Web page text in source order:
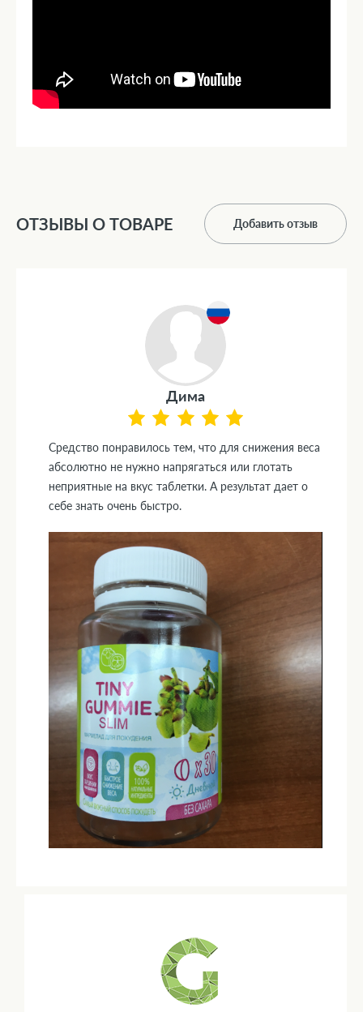
ОТЗЫВЫ О ТОВАРЕ Добавить отзыв
Дима
Средство понравилось тем, что для снижения веса
абсолютно не нужно напрягаться или глотать
неприятные на вкус таблетки. А результат дает о
себе знать очень быстро.